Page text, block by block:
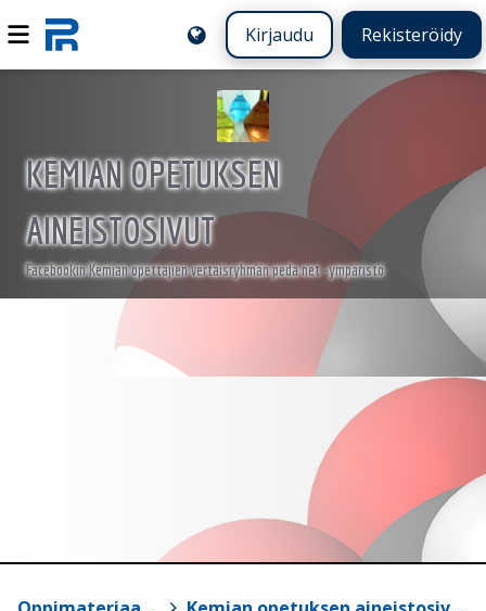
Kirjaudu Rekisteröidy
KEMIAN OPETUKSEN
AINEISTOSIVUT
Facebookin Kemian opettajien vertaisryhmän peda.net -ympäristö